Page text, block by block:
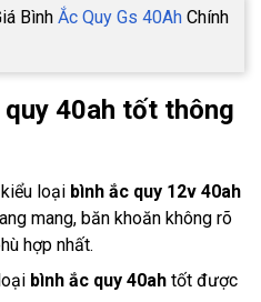
Bình Ắc Quy Gs 40Ah Chính
40ah tốt thông
loại bình ắc quy 12v 40ah
mang, băn khoăn không rõ
hợp nhất.
bình ắc quy 40ah tốt được